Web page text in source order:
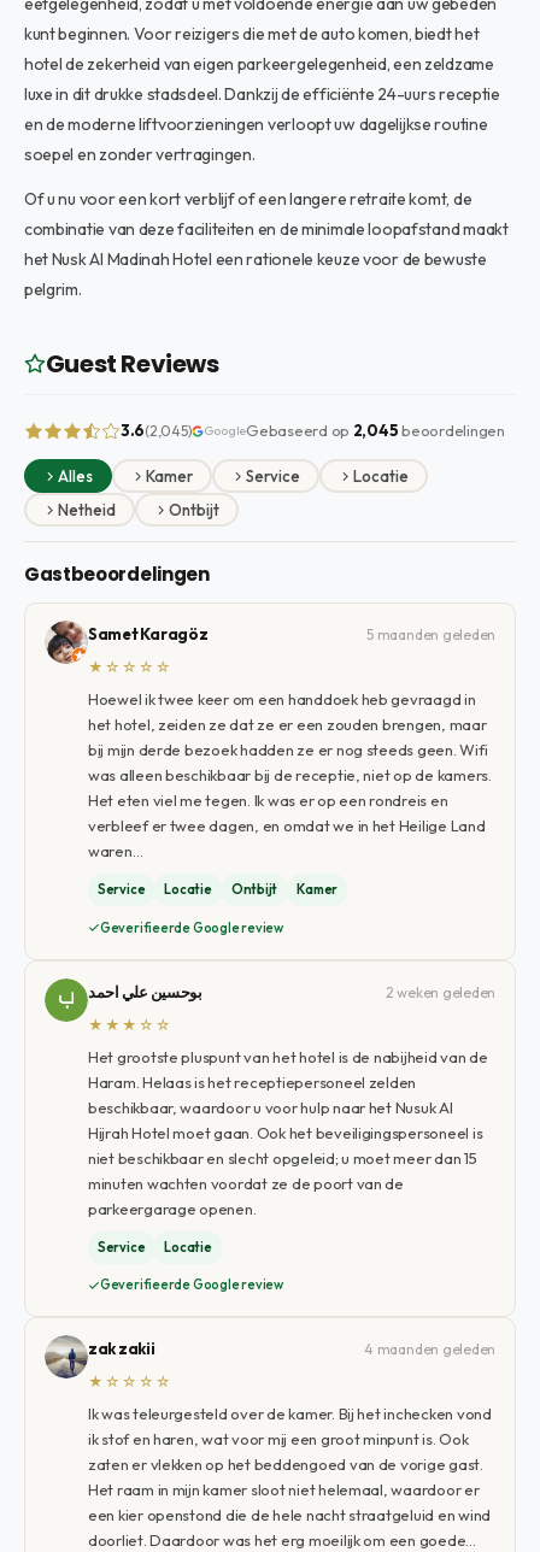
kunt beginnen. Voor reizigers die met de auto komen, biedt het
hotel de zekerheid van eigen parkeergelegenheid, een zeldzame
luxe in dit drukke stadsdeel. Dankzij de efficiënte 24-uurs receptie
en de moderne liftvoorzieningen verloopt uw dagelijkse routine
soepel en zonder vertragingen.
Of u nu voor een kort verblijf of een langere retraite komt, de
combinatie van deze faciliteiten en de minimale loopafstand maakt
het Nusk Al Madinah Hotel een rationele keuze voor de bewuste
pelgrim.
Guest Reviews
3.6(2,045) GoogleGebaseerd op 2,045beoordelingen
Alles Kamer Service
Locatie
Netheid
Ontbijt
Gastbeoordelingen
Samet Karagöz
5 maanden geleden
★☆☆☆☆
Hoewel ik twee keer om een ​​handdoek heb gevraagd in
het hotel, zeiden ze dat ze er een zouden brengen, maar
bij mijn derde bezoek hadden ze er nog steeds geen. Wifi
was alleen beschikbaar bij de receptie, niet op de kamers.
Het eten viel me tegen. Ik was er op een rondreis en
verbleef er twee dagen, en omdat we in het Heilige Land
waren…
Service Locatie Ontbijt Kamer
Geverifieerde Google review
بوحسين علي احمد
2 weken geleden
★★★☆☆
Het grootste pluspunt van het hotel is de nabijheid van de
Haram. Helaas is het receptiepersoneel zelden
beschikbaar, waardoor u voor hulp naar het Nusuk Al
Hijrah Hotel moet gaan. Ook het beveiligingspersoneel is
niet beschikbaar en slecht opgeleid; u moet meer dan 15
minuten wachten voordat ze de poort van de
parkeergarage openen.
Service Locatie
Geverifieerde Google review
zak zakii
4 maanden geleden
★☆☆☆☆
Ik was teleurgesteld over de kamer. Bij het inchecken vond
ik stof en haren, wat voor mij een groot minpunt is. Ook
zaten er vlekken op het beddengoed van de vorige gast.
Het raam in mijn kamer sloot niet helemaal, waardoor er
een kier openstond die de hele nacht straatgeluid en wind
doorliet. Daardoor was het erg moeilijk om een ​​goede…